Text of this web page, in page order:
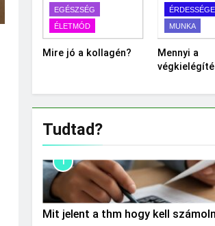
EGÉSZSÉG
ÉLETMÓD
Mire jó a kollagén?
MUNKA
Mennyi a
Tudtad?
1
Mit jelent a thm hogy kell